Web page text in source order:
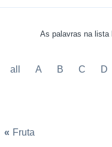
As palavras na lista
all A B C D
« Fruta